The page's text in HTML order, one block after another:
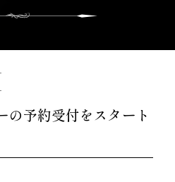
の予約受付をスタート